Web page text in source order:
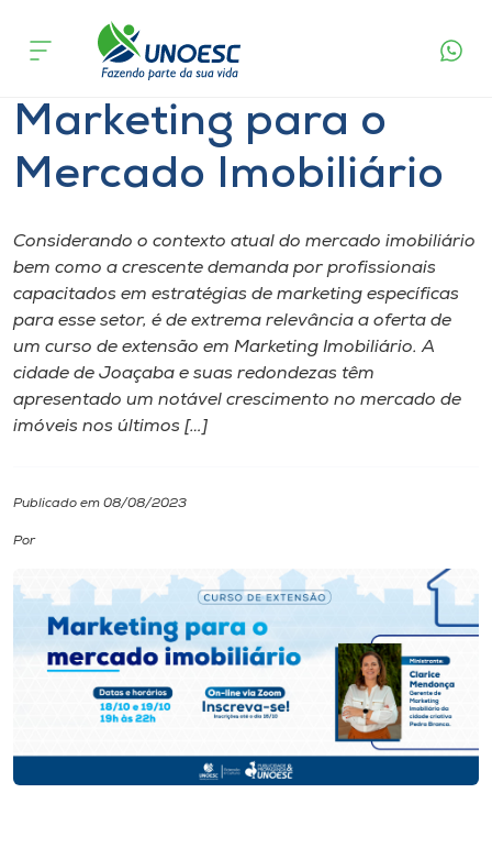
Cursos
Onde estamos
Pesquisa
Atendimento ao Estudante
Portal de Ensino
A
Unoesc
I.nova
Diplomados
Cultura
acontece
Marketing para o
Mercado Imobiliário
Considerando o contexto atual do mercado imobiliário
bem como a crescente demanda por profissionais
capacitados em estratégias de marketing específicas
para esse setor, é de extrema relevância a oferta de
um curso de extensão em Marketing Imobiliário. A
cidade de Joaçaba e suas redondezas têm
apresentado um notável crescimento no mercado de
imóveis nos últimos […]
Publicado em 08/08/2023
Por